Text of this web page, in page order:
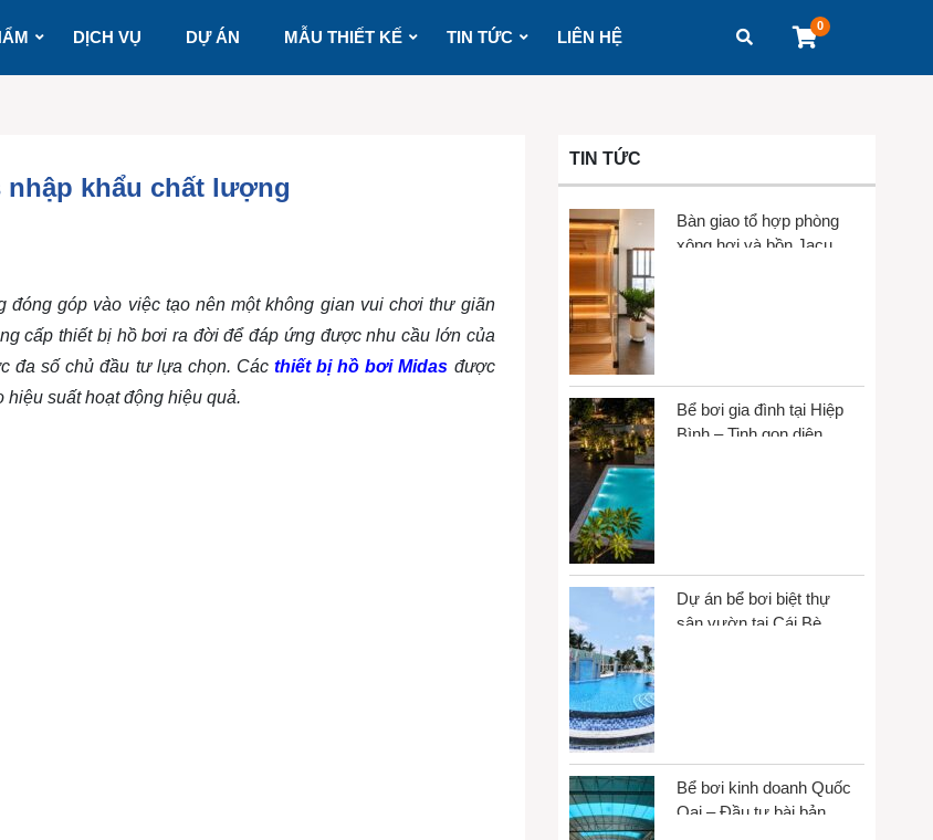
DỊCH VỤ DỰ ÁN MẪU THIẾT KẾ TIN TỨC LIÊN HỆ
0
khẩu chất lượng
góp vào việc tạo nên một không gian vui chơi thư giãn
cấp thiết bị hồ bơi ra đời để đáp ứng được nhu cầu lớn của
đa số chủ đầu tư lựa chọn. Các thiết bị hồ bơi Midas được
suất hoạt động hiệu quả.
TIN TỨC
Bàn giao tổ hợp phòng
xông hơi và bồn Jacuzzi
Bể bơi gia đình tại Hiệp
Bình – Tinh gọn diện
Dự án bể bơi biệt thự
sân vườn tại Cái Bè,
Bể bơi kinh doanh Quốc
Oai – Đầu tư bài bản,